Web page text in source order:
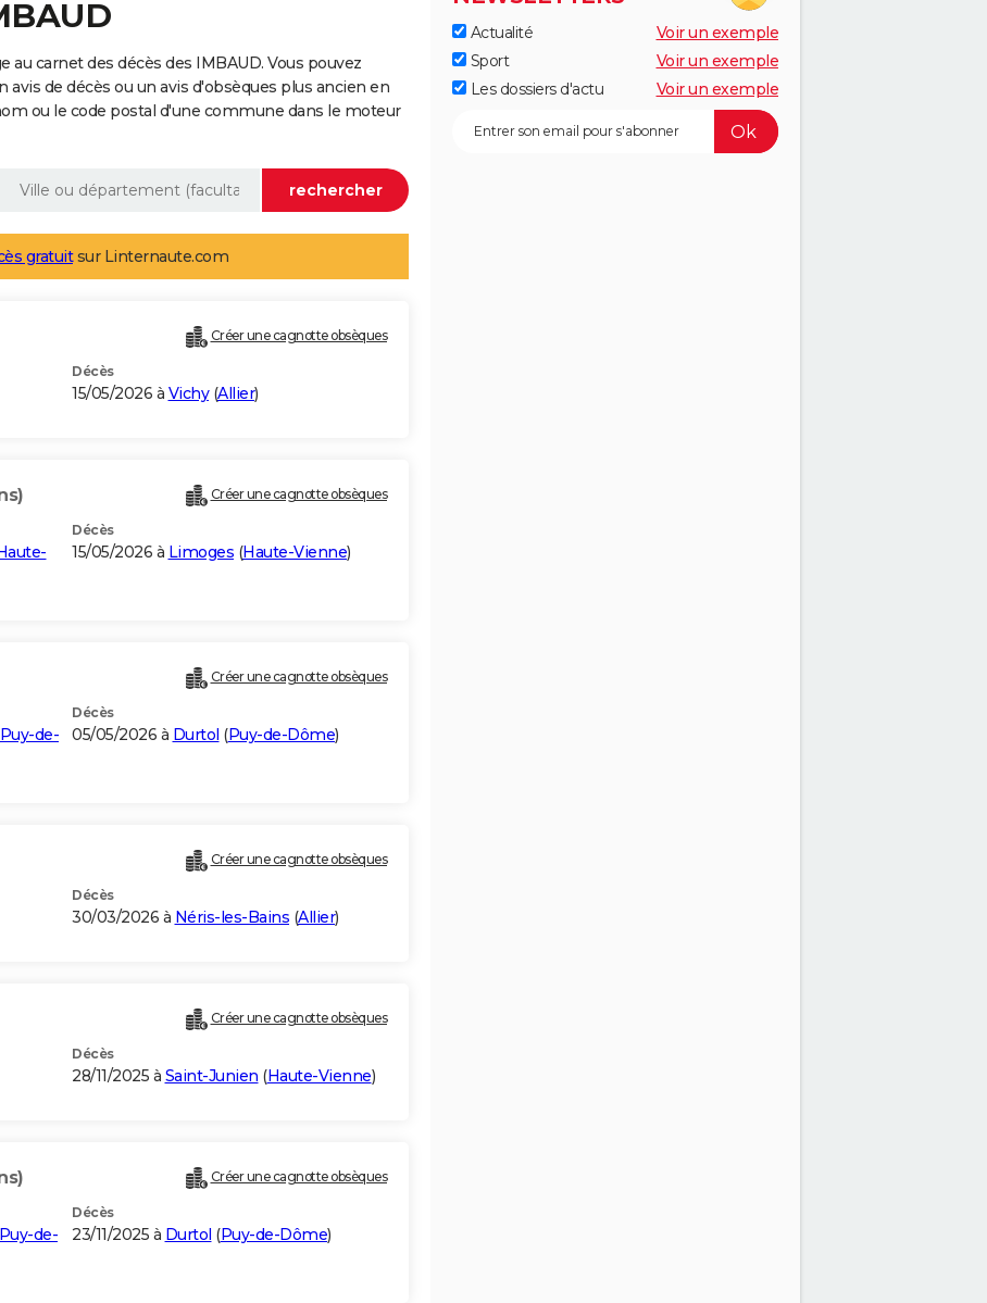
carnet des décès des IMBAUD. Vous pouvez
de décès ou un avis d'obsèques plus ancien en
ou le code postal d'une commune dans le moteur
gratuitsur Linternaute.com
Créer une cagnotte obsèques
Décès
15/05/2026 à Vichy(Allier)
Créer une cagnotte obsèques
Décès
15/05/2026 à Limoges (Haute-Vienne)
Créer une cagnotte obsèques
Puy-de-
Décès
05/05/2026 à Durtol (Puy-de-Dôme)
Créer une cagnotte obsèques
Décès
30/03/2026 à Néris-les-Bains (Allier)
Créer une cagnotte obsèques
Décès
28/11/2025 à Saint-Junien (Haute-Vienne)
Créer une cagnotte obsèques
de-
Décès
23/11/2025 à Durtol (Puy-de-Dôme)
Actualité
Voir un exemple
Sport
Voir un exemple
Les dossiers d'actu
Voir un exemple